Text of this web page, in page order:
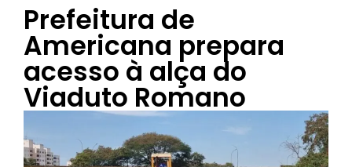
Prefeitura de
Americana prepara
acesso à alça do
Viaduto Romano